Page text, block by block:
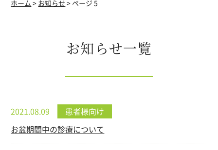
ホーム > お知らせ > ページ 5
お知らせ一覧
お盆期間中の診療について
2021.08.09 患者様向け